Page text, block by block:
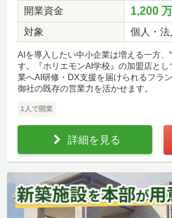
開業資金
1,200
対象 個人・法
AIを導入したい中小企業は増える一方、
す。『ホリエモンAI学校』の加盟店と
業へAI研修・DX支援を届けられるフラ
御社の既存の営業力を活かせます。
1人で開業
詳細を見る